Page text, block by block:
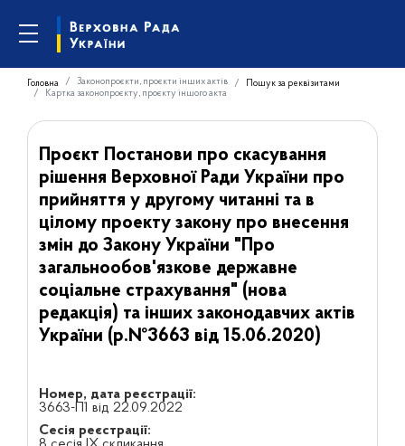
Головна Законопроєкти, проєкти інших актів
Пошук за реквізитами
Картка законопроєкту, проєкту іншого акта
Проєкт Постанови про скасування
рішення Верховної Ради України про
прийняття у другому читанні та в
цілому проекту закону про внесення
змін до Закону України "Про
загальнообов'язкове державне
соціальне страхування" (нова
редакція) та інших законодавчих актів
України (р.№3663 від 15.06.2020)
Номер, дата реєстрації:
3663-П1 від 22.09.2022
Сесія реєстрації: